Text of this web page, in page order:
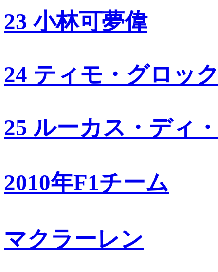
23 小林可夢偉
24 ティモ・グロッ
25 ルーカス・ディ
2010年F1チーム
マクラーレン